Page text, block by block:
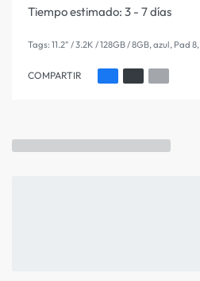
Tiempo estimado: 3 - 7 días
Tags: 11.2" / 3.2K / 128GB / 8GB,azul, Pad 8,
COMPARTIR